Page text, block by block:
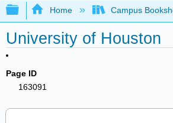
Expand/collapse global
Home Campus
University of Houston
Page ID
163091